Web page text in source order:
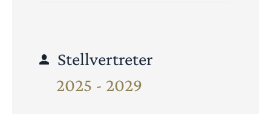
Stellvertreter
2025 - 2029